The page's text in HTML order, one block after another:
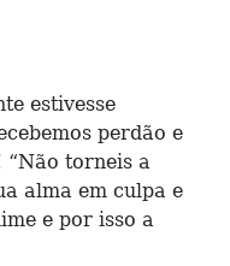
estivesse
perdão e
“Não torneis a
alma em culpa e
e por isso a